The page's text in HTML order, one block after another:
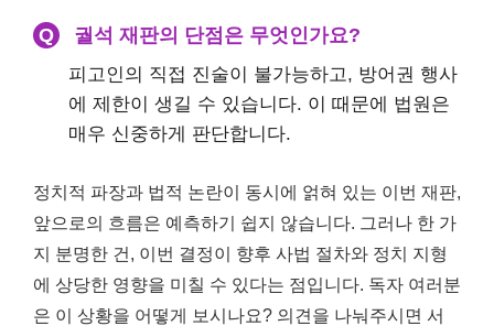
Q 궐석 재판의 단점은 무엇인가요?
피고인의 직접 진술이 불가능하고, 방어권 행사
에 제한이 생길 수 있습니다. 이 때문에 법원은
매우 신중하게 판단합니다.
정치적 파장과 법적 논란이 동시에 얽혀 있는 이번 재판,
앞으로의 흐름은 예측하기 쉽지 않습니다. 그러나 한 가
지 분명한 건, 이번 결정이 향후 사법 절차와 정치 지형
에 상당한 영향을 미칠 수 있다는 점입니다. 독자 여러분
은 이 상황을 어떻게 보시나요? 의견을 나눠주시면 서